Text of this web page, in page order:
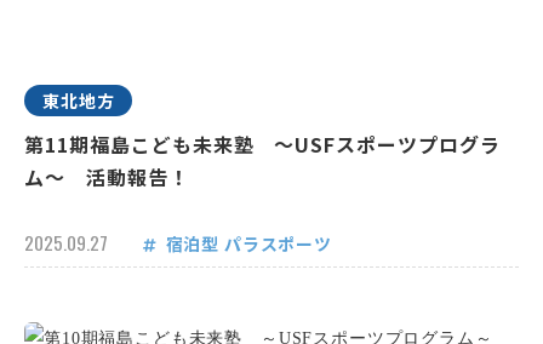
東北地方
第11期福島こども未来塾 ～USFスポーツプログラ
ム～ 活動報告！
2025.09.27 宿泊型 パラスポーツ